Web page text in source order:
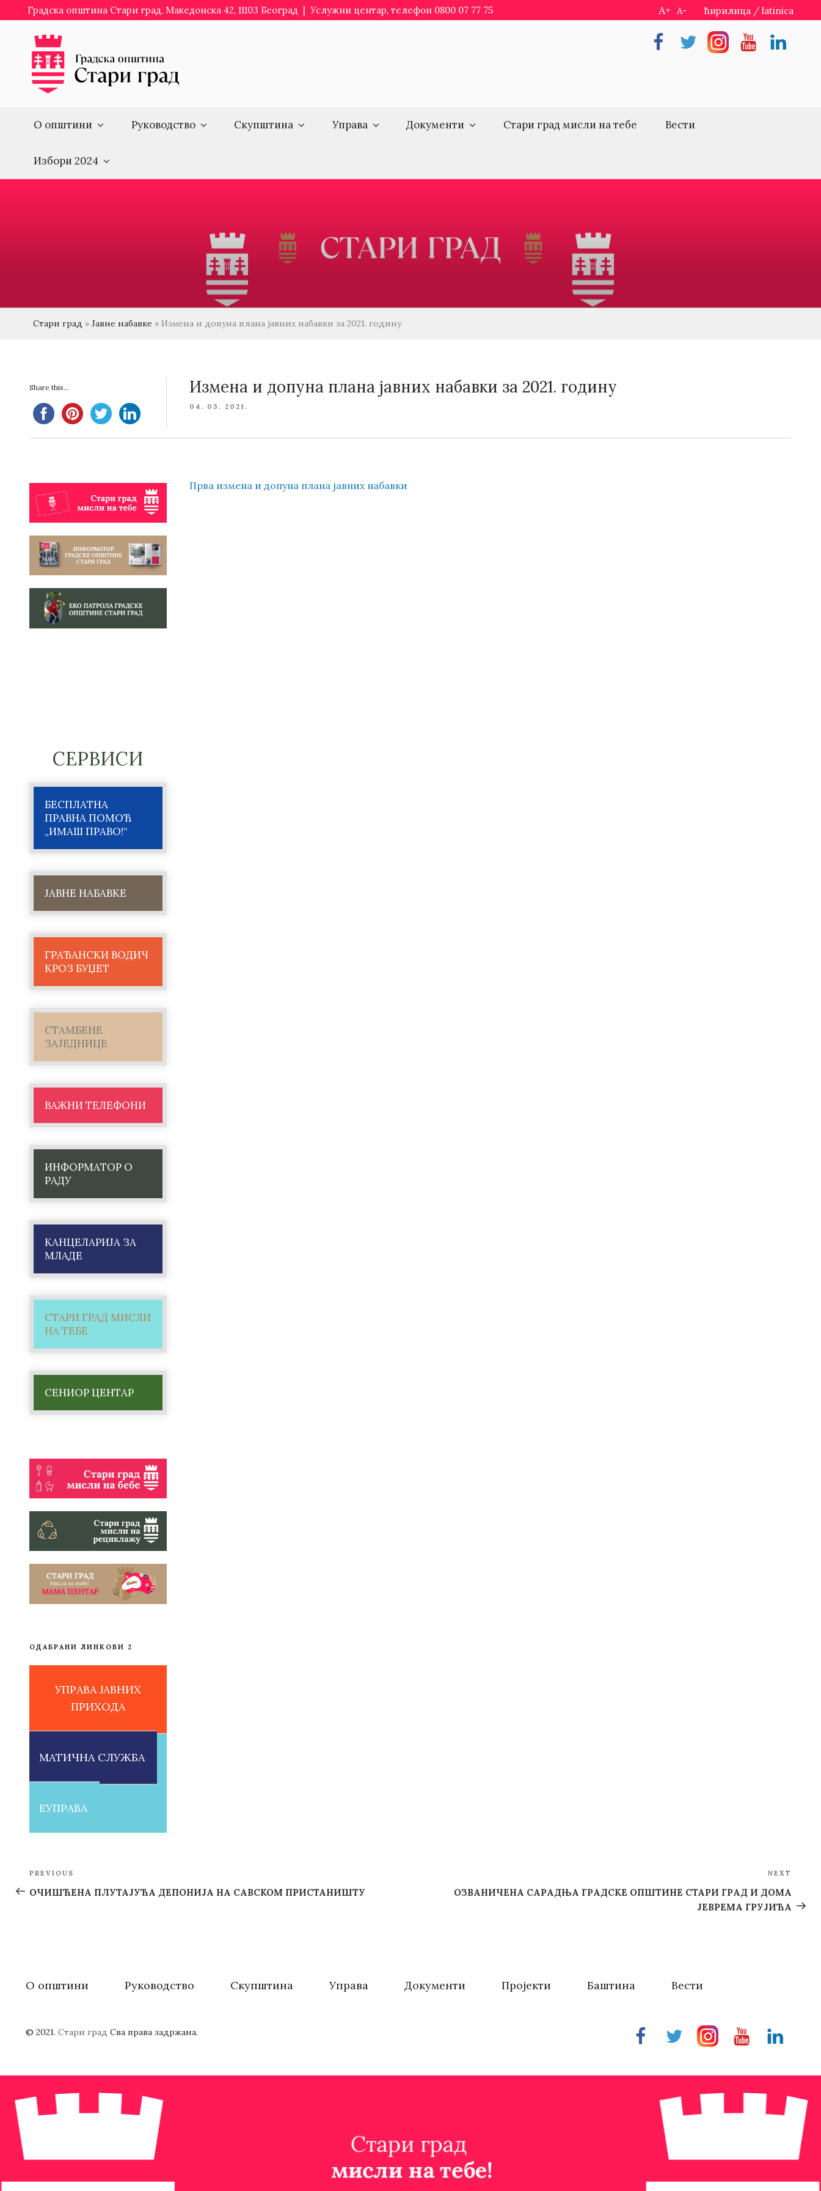
to
content
Градска општина Стари град, Македонска 42, 11103 Београд | Услужни центар, телефон 0800 07 77 75 A+ A- ћирилица / latinica
FacebookTwitterInstragramYoutubeLinkedin
О општини Руководство Скупштина Управа Документи Стари град мисли на тебе Вести
Избори 2024
Стари град » Јавне набавке » Измена и допуна плана јавних набавки за 2021. годину
Share this... Измена и допуна плана јавних набавки за 2021. годину
POSTED
04. 03. 2021.
СЕРВИСИ
БЕСПЛАТНА
ПРАВНА ПОМОЋ
„ИМАШ ПРАВО!“
ЈАВНЕ НАБАВКЕ
ГРАЂАНСКИ ВОДИЧ
КРОЗ БУЏЕТ
СТАМБЕНЕ
ЗАЈЕДНИЦЕ
ВАЖНИ ТЕЛЕФОНИ
ИНФОРМАТОР О
РАДУ
КАНЦЕЛАРИЈА ЗА
МЛАДЕ
СТАРИ ГРАД МИСЛИ
НА ТЕБЕ
СЕНИОР ЦЕНТАР
ОДАБРАНИ ЛИНКОВИ 2
УПРАВА ЈАВНИХ
ПРИХОДА
МАТИЧНА СЛУЖБА
ЕУПРАВА
Прва измена и допуна плана јавних набавки
Post
navigation
Previous
Post
PREVIOUS
ОЧИШЋЕНА ПЛУТАЈУЋА ДЕПОНИЈА НА САВСКОМ ПРИСТАНИШТУ
NEXT
ОЗВАНИЧЕНА САРАДЊА ГРАДСКЕ ОПШТИНЕ СТАРИ ГРАД И ДОМА
ЈЕВРЕМА ГРУЈИЋА
О општини Руководство Скупштина Управа Документи Пројекти Баштина Вести
FacebookTwitterInstragramYoutubeLinkedin
© 2021. Стари град Сва права задржана.